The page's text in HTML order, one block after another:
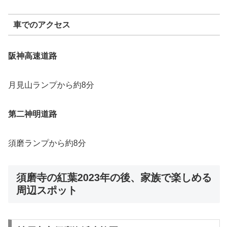
車でのアクセス
阪神高速道路
月見山ランプから約8分
第二神明道路
須磨ランプから約8分
須磨寺の紅葉2023年の後、家族で楽しめる
周辺スポット